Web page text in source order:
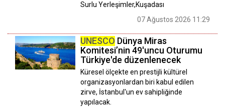
Surlu Yerleşimler,Kuşadası
07 Ağustos 2026 11:29
UNESCO Dünya Miras
Komitesi’nin 49'uncu Oturumu
Türkiye'de düzenlenecek
Küresel ölçekte en prestijli kültürel
organizasyonlardan biri kabul edilen
zirve, İstanbul'un ev sahipliğinde
yapılacak.